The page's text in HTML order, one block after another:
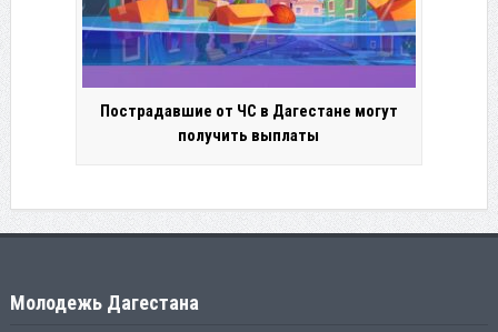
Пострадавшие от ЧС в Дагестане могут
получить выплаты
Молодежь Дагестана